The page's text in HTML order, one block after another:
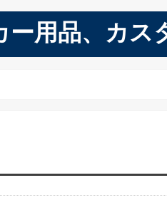
ー用品、カス